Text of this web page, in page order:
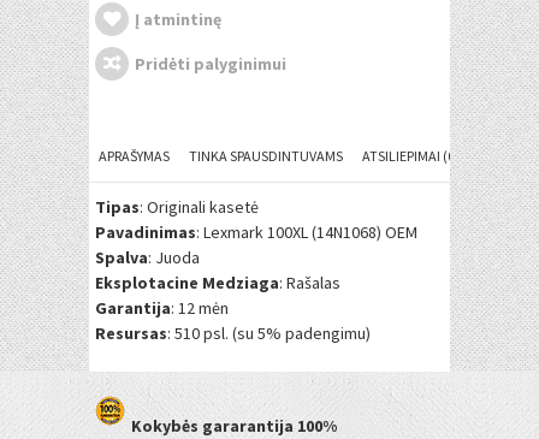
Į atmintinę
Pridėti palyginimui
APRAŠYMAS TINKA SPAUSDINTUVAMS ATSILIEPIMAI (0)
Tipas: Originali kasetė
Pavadinimas: Lexmark 100XL (14N1068) OEM
Spalva: Juoda
Eksplotacine Medziaga: Rašalas
Garantija: 12 mėn
Resursas: 510 psl. (su 5% padengimu)
Kokybės gararantija 100%